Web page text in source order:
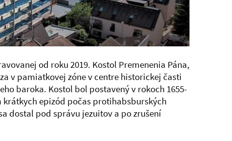
od roku 2019. Kostol Premenenia Pána,
v pamiatkovej zóne v centre historickej časti
baroka. Kostol bol postavený v rokoch 1655-
krátkych epizód počas protihabsburských
dostal pod správu jezuitov a po zrušení